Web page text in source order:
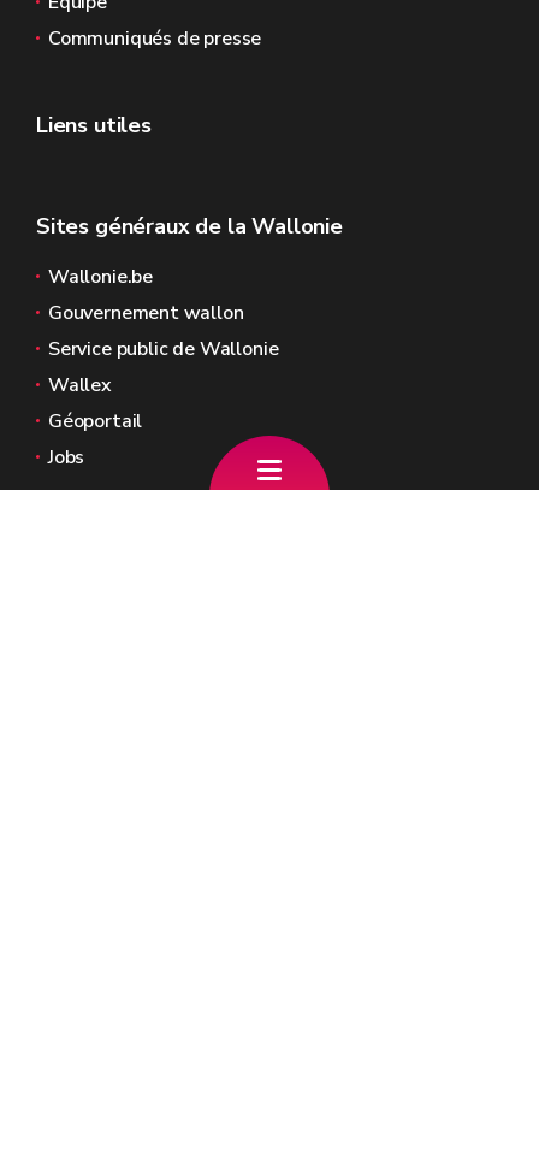
Communiqués de presse
Liens utiles
Sites généraux de la Wallonie
Wallonie.be
Gouvernement wallon
Service public de Wallonie
Wallex
Géoportail
Jobs